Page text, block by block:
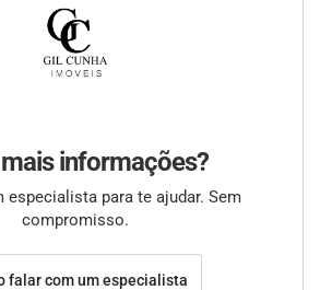
informações?
especialista para te ajudar. Sem
compromisso.
falar com um especialista